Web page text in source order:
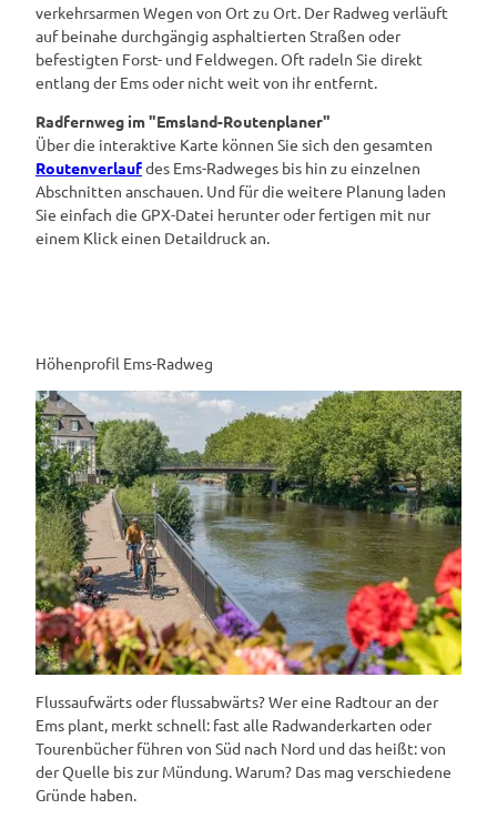
verkehrsarmen Wegen von Ort zu Ort. Der Radweg verläuft
auf beinahe durchgängig asphaltierten Straßen oder
befestigten Forst- und Feldwegen. Oft radeln Sie direkt
entlang der Ems oder nicht weit von ihr entfernt.
Radfernweg im "Emsland-Routenplaner"
Über die interaktive Karte können Sie sich den gesamten
Routenverlaufdes Ems-Radweges bis hin zu einzelnen
Abschnitten anschauen. Und für die weitere Planung laden
Sie einfach die GPX-Datei herunter oder fertigen mit nur
einem Klick einen Detaildruck an.
Höhenprofil Ems-Radweg
Flussaufwärts oder flussabwärts? Wer eine Radtour an der
Ems plant, merkt schnell: fast alle Radwanderkarten oder
Tourenbücher führen von Süd nach Nord und das heißt: von
der Quelle bis zur Mündung. Warum? Das mag verschiedene
Gründe haben.